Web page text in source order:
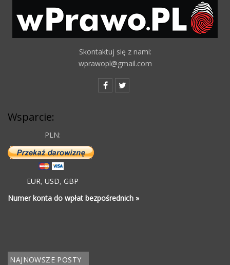
Skontaktuj się z nami:
wprawopl@gmail.com
Wsparcie:
PLN:
EUR, USD, GBP
Numer konta do wpłat bezpośrednich »
NAJNOWSZE POSTY